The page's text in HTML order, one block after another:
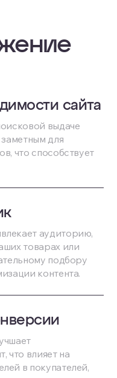
сайта
выдаче
для
что способствует
аудиторию,
товарах или
подбору
контента.
что влияет на
в покупателей,